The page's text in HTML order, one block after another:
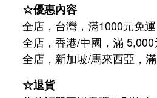
☆優惠內容
全店，台灣，滿1000元免運
全店，香港/中國，滿 5,000
全店，新加坡/馬來西亞，滿
☆退貨